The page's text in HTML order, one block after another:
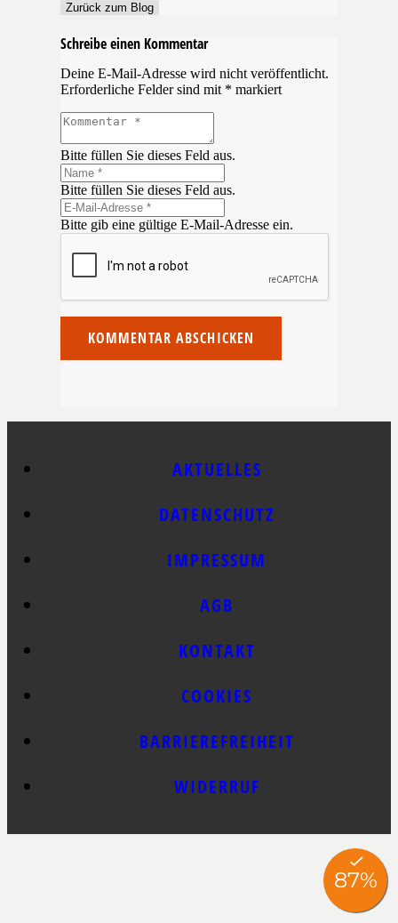
Zurück zum Blog
Schreibe einen Kommentar
Deine E-Mail-Adresse wird nicht veröffentlicht.
Erforderliche Felder sind mit * markiert
Bitte füllen Sie dieses Feld aus.
Bitte füllen Sie dieses Feld aus.
Bitte gib eine gültige E-Mail-Adresse ein.
KOMMENTAR ABSCHICKEN
AKTUELLES
DATENSCHUTZ
IMPRESSUM
AGB
KONTAKT
COOKIES
BARRIEREFREIHEIT
WIDERRUF